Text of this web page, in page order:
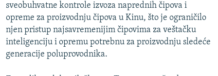
sveobuhvatne kontrole izvoza naprednih čipova i
opreme za proizvodnju čipova u Kinu, što je ograničilo
njen pristup najsavremenijim čipovima za veštačku
inteligenciju i opremu potrebnu za proizvodnju sledeće
generacije poluprovodnika.